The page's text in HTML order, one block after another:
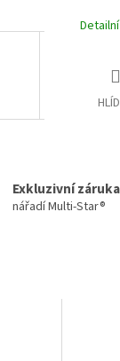
Exkluzivní
nářadí Multi-Star®